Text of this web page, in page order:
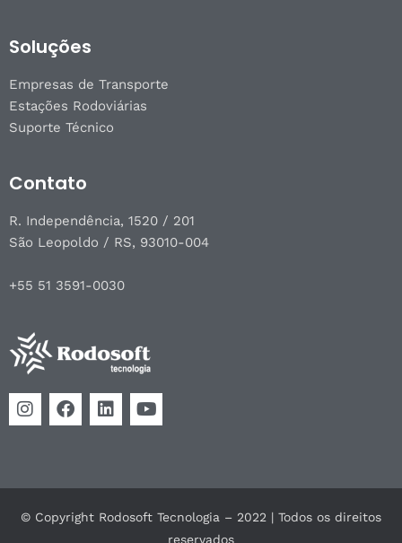
Soluções
Empresas de Transporte
Estações Rodoviárias
Suporte Técnico
Contato
R. Independência, 1520 / 201
São Leopoldo / RS, 93010-004
+55 51 3591-0030
© Copyright Rodosoft Tecnologia – 2022 | Todos os direitos
reservados